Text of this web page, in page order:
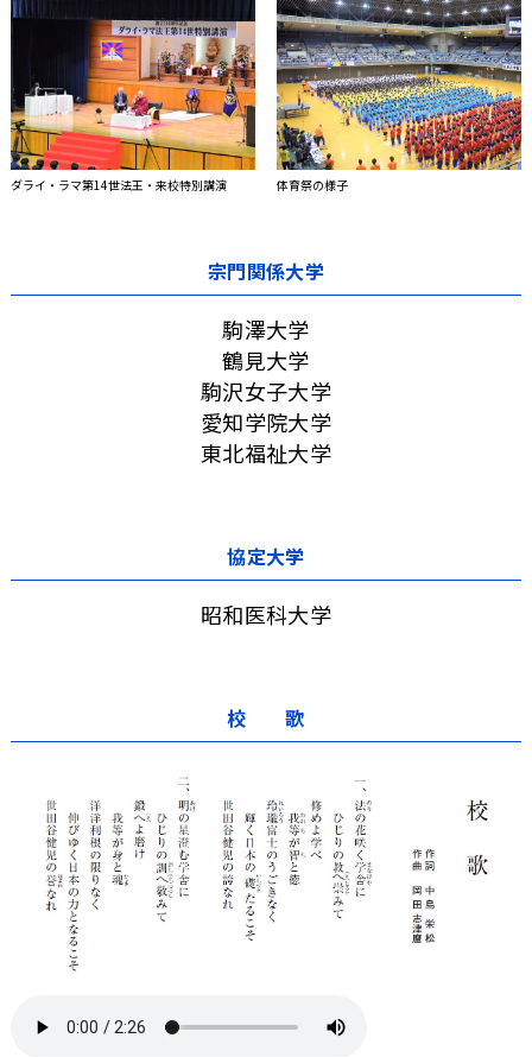
ダライ・ラマ第14世法王・来校特別講演 体育祭の様子
宗門関係大学
駒澤大学
鶴見大学
駒沢女子大学
愛知学院大学
東北福祉大学
協定大学
昭和医科大学
校 歌